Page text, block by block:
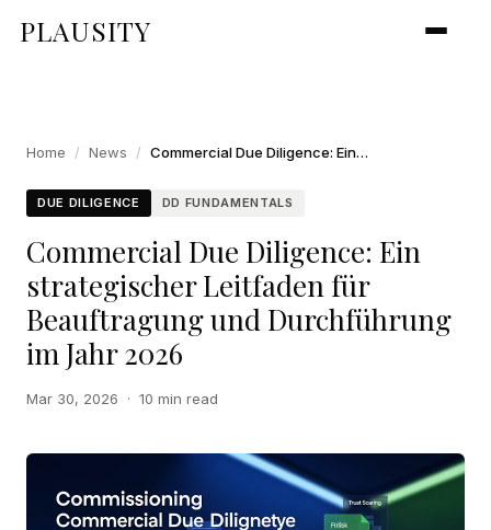
PLAUSITY
Home / News / Commercial Due Diligence: Ein strategischer Leitfaden für Beauftragung und Durchführung im Jahr 2026
DUE DILIGENCE DD FUNDAMENTALS
Commercial Due Diligence: Ein
strategischer Leitfaden für
Beauftragung und Durchführung
im Jahr 2026
Mar 30, 2026 · 10 min read